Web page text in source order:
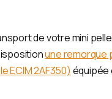
de votre mini
une remorque
ECIM 2AF350) équipée